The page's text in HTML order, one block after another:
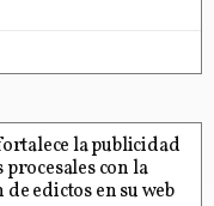
la publicidad
procesales con la
edictos en su web